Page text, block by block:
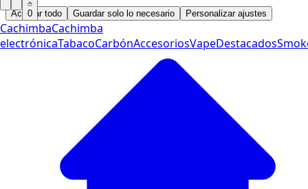
Aceptar todo Guardar solo lo necesario Personalizar ajustes
0
CachimbaCachimba
electrónicaTabacoCarbónAccesoriosVapeDestacados